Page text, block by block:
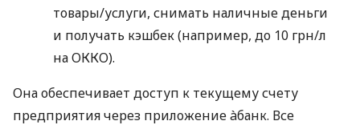
товары/услуги, снимать наличные деньги
и получать кэшбек (например, до 10 грн/л
на ОККО).
Она обеспечивает доступ к текущему счету
предприятия через приложение àбанк. Все